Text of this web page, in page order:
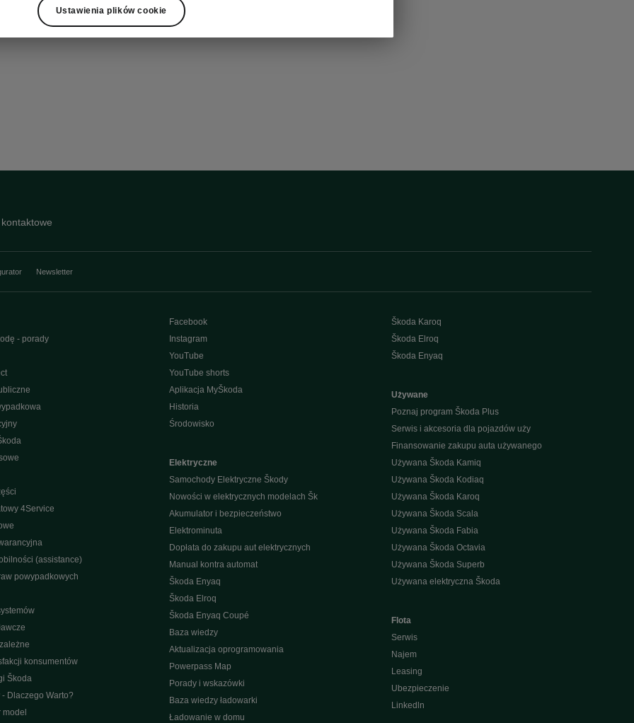
Newsletter
- porady
4Service
(assistance)
powypadkowych
konsumentów
Škoda
Dlaczego Warto?
Facebook
Instagram
YouTube
YouTube shorts
Aplikacja MyŠkoda
Historia
Środowisko
Elektryczne
Samochody Elektryczne Škody
Nowości w elektrycznych modelach Šk
Akumulator i bezpieczeństwo
Elektrominuta
Dopłata do zakupu aut elektrycznych
Manual kontra automat
Škoda Enyaq
Škoda Elroq
Škoda Enyaq Coupé
Baza wiedzy
Aktualizacja oprogramowania
Powerpass Map
Porady i wskazówki
Baza wiedzy ładowarki
Ładowanie w domu
Škoda Karoq
Škoda Elroq
Škoda Enyaq
Używane
Poznaj program Škoda Plus
Serwis i akcesoria dla pojazdów uży
Finansowanie zakupu auta używanego
Używana Škoda Kamiq
Używana Škoda Kodiaq
Używana Škoda Karoq
Używana Škoda Scala
Używana Škoda Fabia
Używana Škoda Octavia
Używana Škoda Superb
Używana elektryczna Škoda
Flota
Serwis
Najem
Leasing
Ubezpieczenie
Linkedln
Ustawienia plików cookie